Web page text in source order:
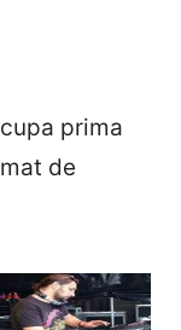
prima
de